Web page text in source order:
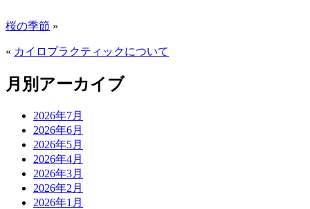
桜の季節 »
« カイロプラクティックについて
月別アーカイブ
2026年7月
2026年6月
2026年5月
2026年4月
2026年3月
2026年2月
2026年1月